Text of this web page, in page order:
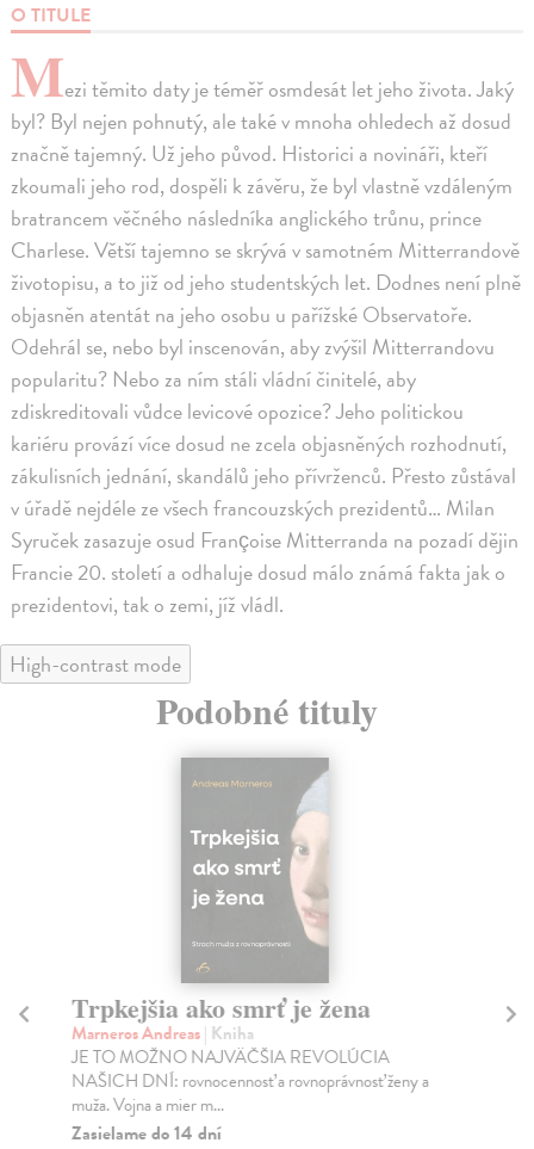
O TITULE
Mezi těmito daty je téměř osmdesát let jeho života. Jaký
byl? Byl nejen pohnutý, ale také v mnoha ohledech až dosud
značně tajemný. Už jeho původ. Historici a novináři, kteří
zkoumali jeho rod, dospěli k závěru, že byl vlastně vzdáleným
bratrancem věčného následníka anglického trůnu, prince
Charlese. Větší tajemno se skrývá v samotném Mitterrandově
životopisu, a to již od jeho studentských let. Dodnes není plně
objasněn atentát na jeho osobu u pařížské Observatoře.
Odehrál se, nebo byl inscenován, aby zvýšil Mitterrandovu
popularitu? Nebo za ním stáli vládní činitelé, aby
zdiskreditovali vůdce levicové opozice? Jeho politickou
kariéru provází více dosud ne zcela objasněných rozhodnutí,
zákulisních jednání, skandálů jeho přívrženců. Přesto zůstával
v úřadě nejdéle ze všech francouzských prezidentů… Milan
Syruček zasazuje osud Françoise Mitterranda na pozadí dějin
Francie 20. století a odhaluje dosud málo známá fakta jak o
prezidentovi, tak o zemi, jíž vládl.
High-contrast mode
Podobné tituly
Trpkejšia ako smrť je žena
Marneros Andreas| Kniha
JE TO MOŽNO NAJVÄČŠIA REVOLÚCIA
NAŠICH DNÍ: rovnocennosť a rovnoprávnosť ženy a
muža. Vojna a mier m...
Zasielame do 14 dní